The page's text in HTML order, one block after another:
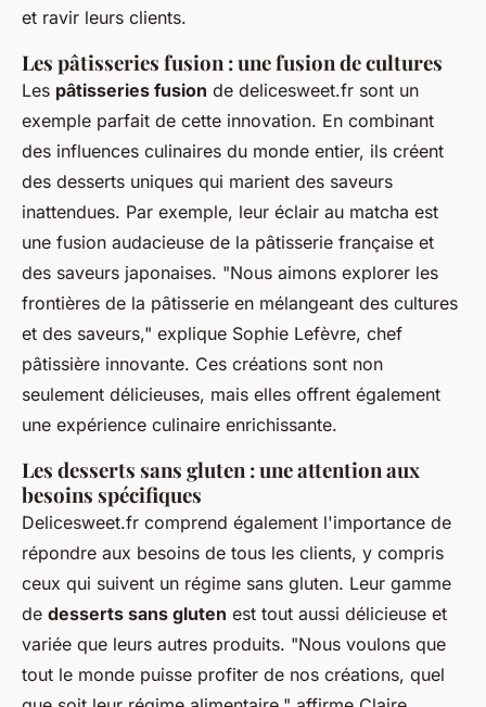
et ravir leurs clients.
Les pâtisseries fusion : une fusion de cultures
Les pâtisseries fusion de delicesweet.fr sont un
exemple parfait de cette innovation. En combinant
des influences culinaires du monde entier, ils créent
des desserts uniques qui marient des saveurs
inattendues. Par exemple, leur éclair au matcha est
une fusion audacieuse de la pâtisserie française et
des saveurs japonaises. "Nous aimons explorer les
frontières de la pâtisserie en mélangeant des cultures
et des saveurs," explique Sophie Lefèvre, chef
pâtissière innovante. Ces créations sont non
seulement délicieuses, mais elles offrent également
une expérience culinaire enrichissante.
Les desserts sans gluten : une attention aux
besoins spécifiques
Delicesweet.fr comprend également l'importance de
répondre aux besoins de tous les clients, y compris
ceux qui suivent un régime sans gluten. Leur gamme
de desserts sans gluten est tout aussi délicieuse et
variée que leurs autres produits. "Nous voulons que
tout le monde puisse profiter de nos créations, quel